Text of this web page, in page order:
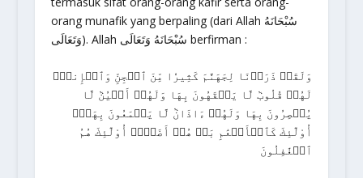
orang munafik yang berpaling (dari Allah سُبْحَانَهُ
وَتَعَالَى). Allah سُبْحَانَهُ وَتَعَالَى berfirman :
وَلَقَدۡ ذَرَأۡنَا لِجَهَنَّمَ كَثِيرٗا مِّنَ ٱلۡجِنِّ وَٱلۡإِنسِۖ
لَهُمۡ قُلُوبٞ لَّا يَفۡقَهُونَ بِهَا وَلَهُمۡ أَعۡيُنٞ لَّا
يُبۡصِرُونَ بِهَا وَلَهُمۡ ءَاذَانٞ لَّا يَسۡمَعُونَ بِهَآۚ
أُوْلَٰٓئِكَ كَٱلۡأَنۡعَٰمِ بَلۡ هُمۡ أَضَلُّۚ أُوْلَٰٓئِكَ هُمُ
ٱلۡغَٰفِلُونَ